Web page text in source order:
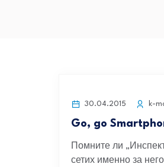
30.04.2015 k-
Go, go
Помните ли
сетих именно за